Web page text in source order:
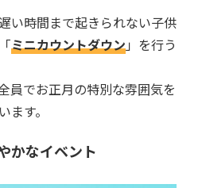
い時間まで起きられない子供
ミニカウントダウン」を行う
員でお正月の特別な雰囲気を
す。
かなイベント